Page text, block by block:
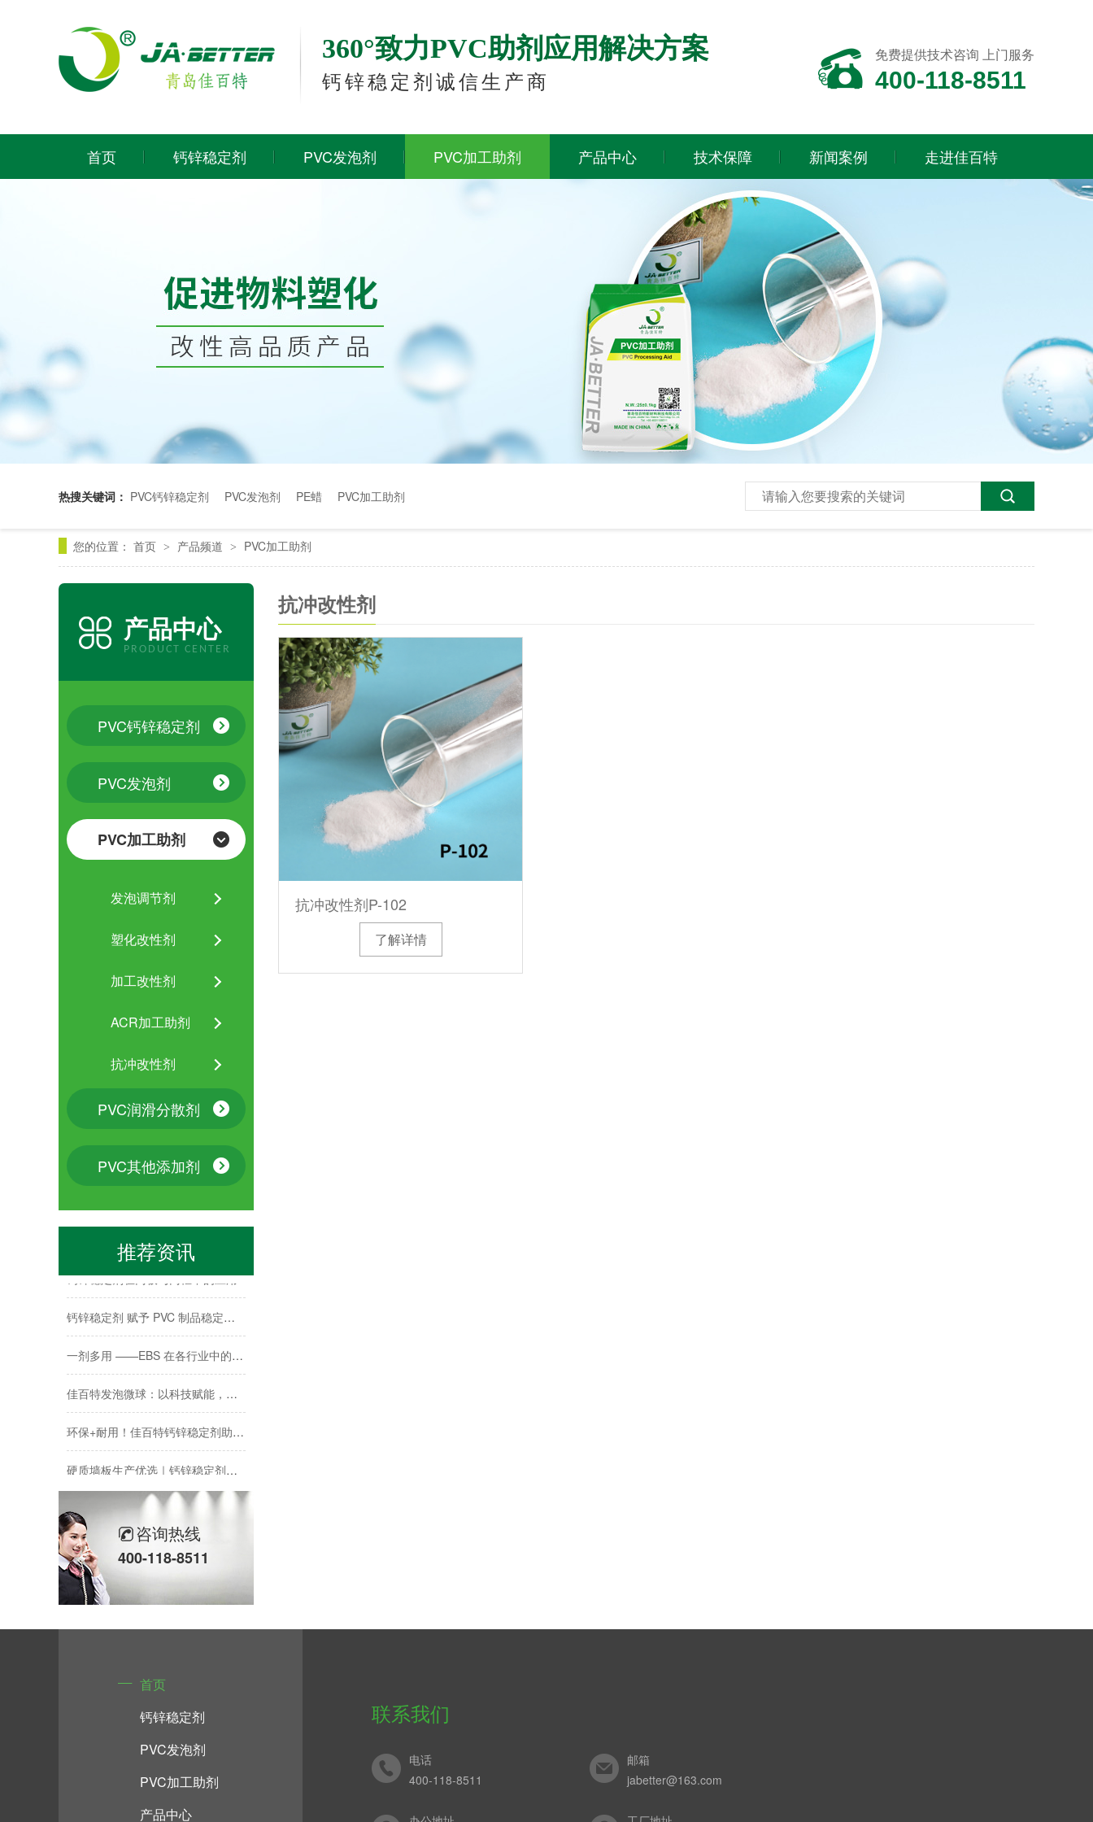
360°致力PVC助剂应用解决方案
钙锌稳定剂诚信生产商
免费提供技术咨询 上门服务
400-118-8511
首页 钙锌稳定剂 PVC发泡剂 PVC加工助剂 产品中心 技术保障 新闻案例 走进佳百特
热搜关键词： PVC钙锌稳定剂 PVC发泡剂 PE蜡 PVC加工助剂
您的位置： 首页 > 产品频道 > PVC加工助剂
抗冲改性剂
抗冲改性剂P-102
了解详情
产品中心
PRODUCT CENTER
PVC钙锌稳定剂
PVC发泡剂
PVC加工助剂
发泡调节剂
塑化改性剂
加工改性剂
ACR加工助剂
抗冲改性剂
PVC润滑分散剂
PVC其他添加剂
推荐资讯
青岛佳百特：赋能PVC-O管材的“芯”动力
泰国客户实测｜佳百特全套 PVC 助剂，打造高品质 PVC 门套
钙锌稳定剂在门板与门框中的应用
青岛佳百特：赋能PVC-O管材的“芯”动力
咨询热线
400-118-8511
首页
钙锌稳定剂
PVC发泡剂
PVC加工助剂
产品中心
联系我们
电话
400-118-8511
邮箱
jabetter@163.com